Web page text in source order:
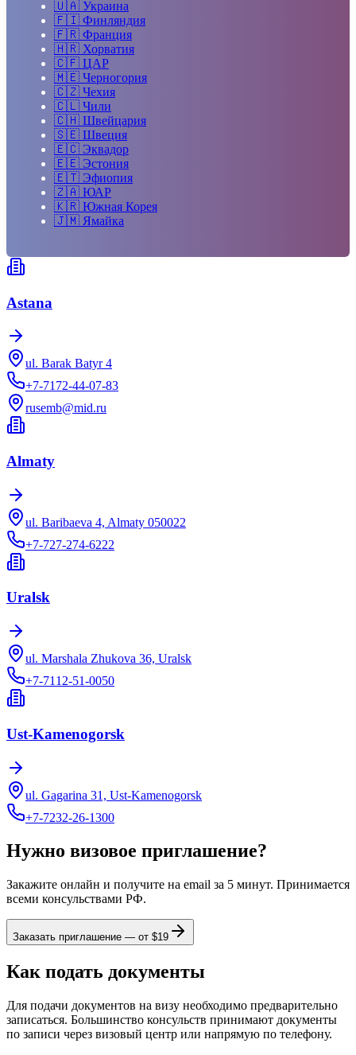
🇺🇦 Украина
🇫🇮 Финляндия
🇫🇷 Франция
🇭🇷 Хорватия
🇨🇫 ЦАР
🇲🇪 Черногория
🇨🇿 Чехия
🇨🇱 Чили
🇨🇭 Швейцария
🇸🇪 Швеция
🇪🇨 Эквадор
🇪🇪 Эстония
🇪🇹 Эфиопия
🇿🇦 ЮАР
🇰🇷 Южная Корея
🇯🇲 Ямайка
Astana
ul. Barak Batyr 4
+7-7172-44-07-83
rusemb@mid.ru
Almaty
ul. Baribaeva 4, Almaty 050022
+7-727-274-6222
Uralsk
ul. Marshala Zhukova 36, Uralsk
+7-7112-51-0050
Ust-Kamenogorsk
ul. Gagarina 31, Ust-Kamenogorsk
+7-7232-26-1300
Нужно визовое приглашение?
Закажите онлайн и получите на email за 5 минут. Принимается
всеми консульствами РФ.
Заказать приглашение — от $19
Как подать документы
Для подачи документов на визу необходимо предварительно
записаться. Большинство консульств принимают документы
по записи через визовый центр или напрямую по телефону.